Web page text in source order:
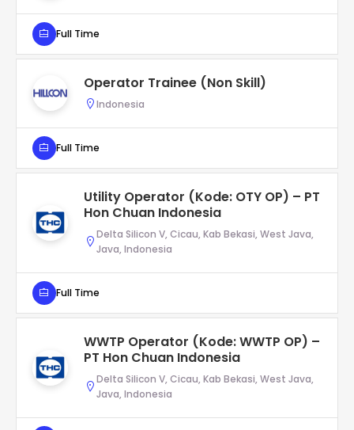
Full Time
Operator Trainee (Non Skill)
Indonesia
Full Time
Utility Operator (Kode: OTY OP) – PT
Hon Chuan Indonesia
Delta Silicon V, Cicau, Kab Bekasi, West Java,
Java, Indonesia
Full Time
WWTP Operator (Kode: WWTP OP) –
PT Hon Chuan Indonesia
Delta Silicon V, Cicau, Kab Bekasi, West Java,
Java, Indonesia